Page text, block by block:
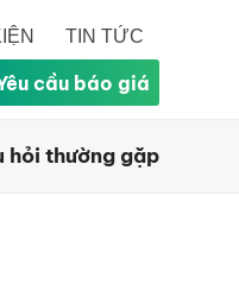
TIN TỨC
cầu báo giá
hỏi thường gặp